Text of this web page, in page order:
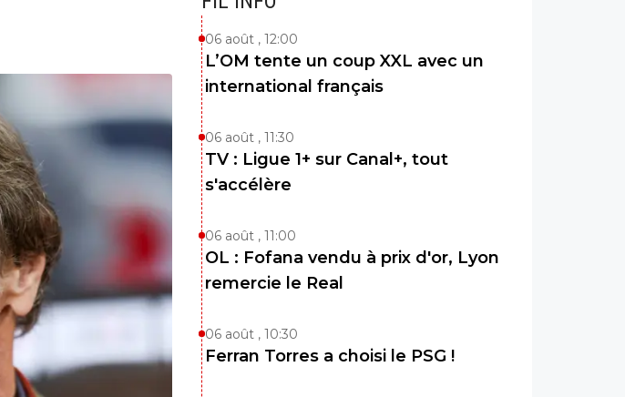
06 août , 12:00
L’OM tente un coup XXL avec un
international français
06 août , 11:30
TV : Ligue 1+ sur Canal+, tout
s'accélère
06 août , 11:00
OL : Fofana vendu à prix d'or, Lyon
remercie le Real
06 août , 10:30
Ferran Torres a choisi le PSG !